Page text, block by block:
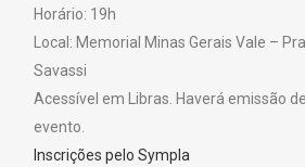
Horário: 19h
Local: Memorial Minas Gerais Vale –
Savassi
Acessível em Libras. Haverá emissão
evento.
Inscrições pelo Sympla